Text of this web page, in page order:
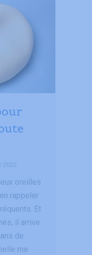
2022
oreilles
rappeler
Et
il arrive
de
me